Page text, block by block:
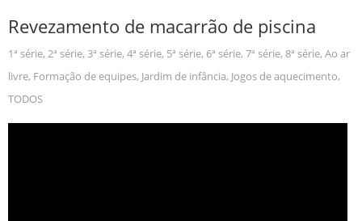
Revezamento de macarrão de piscina
1ª série, 2ª série, 3ª série, 4ª série, 5ª série, 6ª série, 7ª série, 8ª série, Ao ar
livre, Formação de equipes, Jardim de infância, Jogos de aquecimento,
TODOS